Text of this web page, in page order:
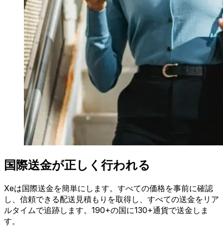
国際送金が正しく行われる
Xeは国際送金を簡単にします。すべての価格を事前に確認
し、信頼できる配送見積もりを取得し、すべての送金をリア
ルタイムで追跡します。190+の国に130+通貨で送金しま
す。